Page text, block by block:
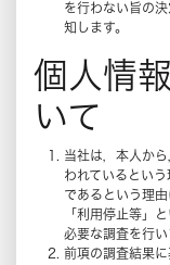
を行わない旨の
知します。
個人情
いて
当社は，本人か
われているとい
であるという理
「利用停止等」
必要な調査を行い
前項の調査結果